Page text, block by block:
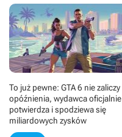
To już pewne: GTA 6 nie zaliczy
opóźnienia, wydawca oficjalnie
potwierdza i spodziewa się
miliardowych zysków